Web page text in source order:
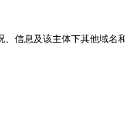
信息及该主体下其他域名